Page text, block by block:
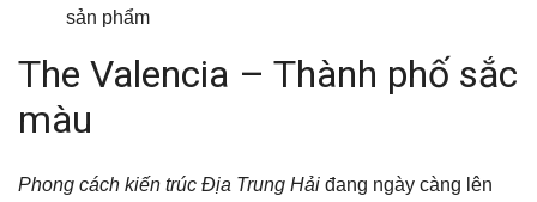
sản phẩm
The Valencia – Thành phố sắc
màu
Phong cách kiến trúc Địa Trung Hải đang ngày càng lên